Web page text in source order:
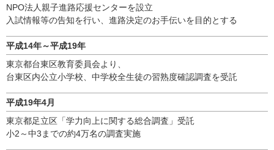
NPO法人親子進路応援センターを設立
入試情報等の告知を行い、進路決定のお手伝いを目的とする
平成14年～平成19年
東京都台東区教育委員会より、
台東区内公立小学校、中学校全生徒の習熟度確認調査を受託
平成19年4月
東京都足立区「学力向上に関する総合調査」受託
小2～中3までの約4万名の調査実施